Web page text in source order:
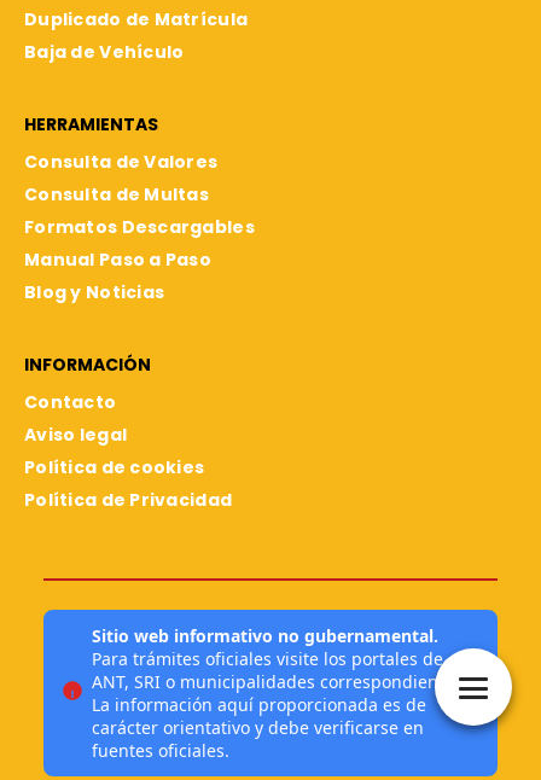
Duplicado de Matrícula
Baja de Vehículo
HERRAMIENTAS
Consulta de Valores
Consulta de Multas
Formatos Descargables
Manual Paso a Paso
Blog y Noticias
INFORMACIÓN
Contacto
Aviso legal
Política de cookies
Política de Privacidad
Sitio web informativo no gubernamental.
Para trámites oficiales visite los portales de
ANT, SRI o municipalidades correspondientes.
La información aquí proporcionada es de
carácter orientativo y debe verificarse en
fuentes oficiales.